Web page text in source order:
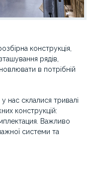
конструкція,
рядів,
в потрібній
нас склалися тривалі
конструкцій:
Важливо
системи та